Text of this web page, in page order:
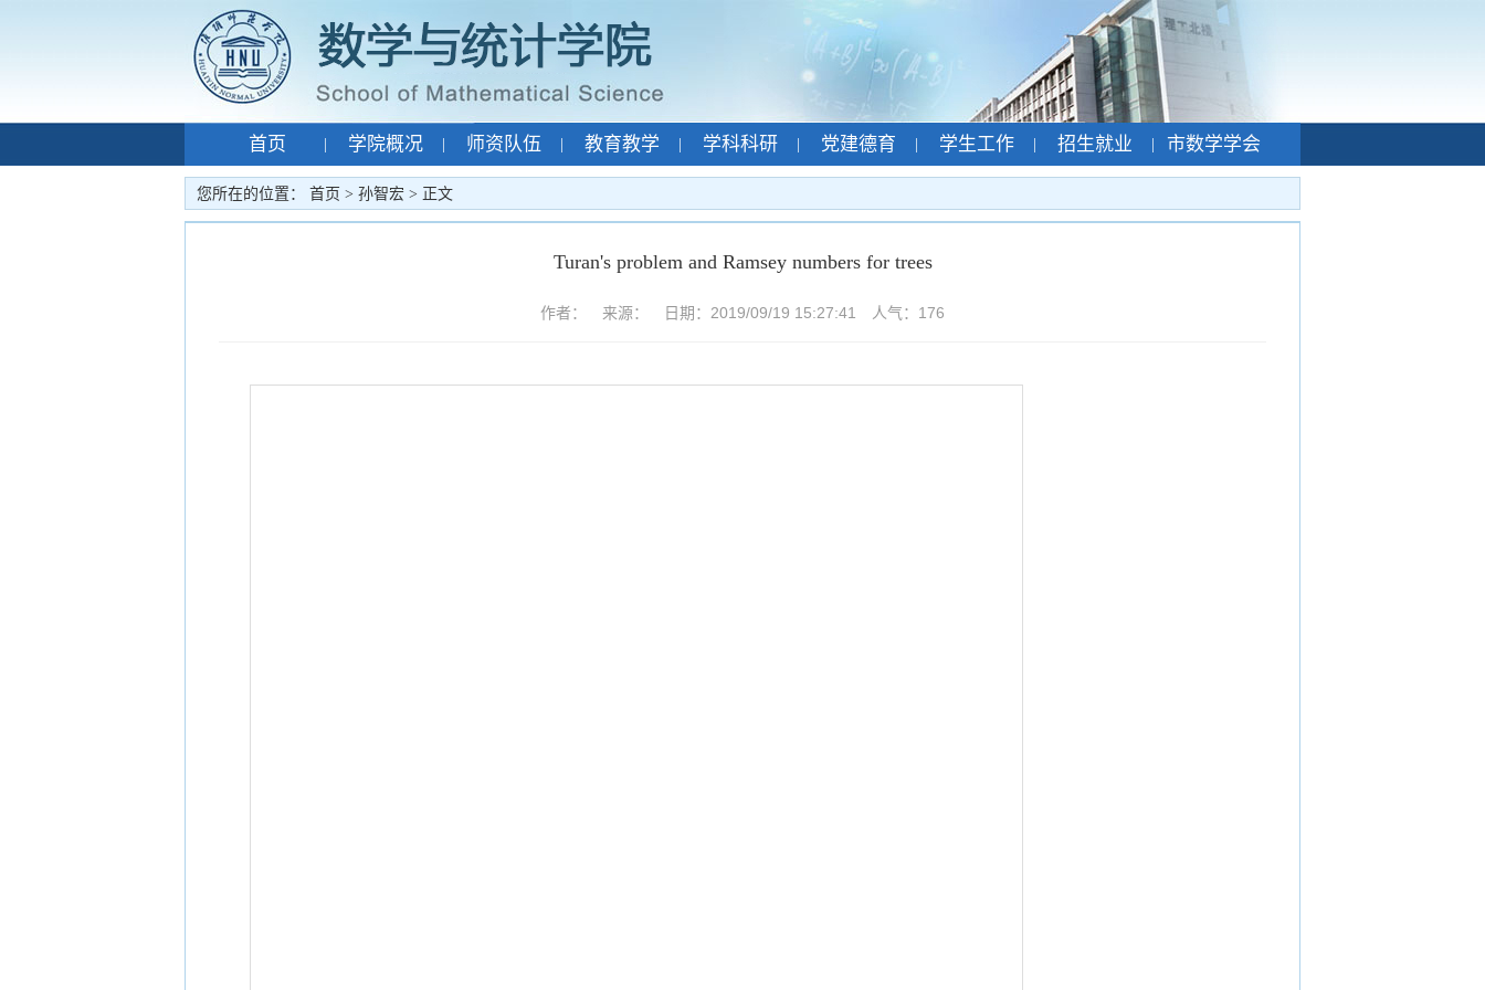
首页 学院概况 师资队伍 教育教学 学科科研 党建德育 学生工作 招生就业
市数学学会
专题网站
| 孙智宏 |
您所在的位置： 首页 > 孙智宏 > 正文
Turan's problem and Ramsey numbers for trees
作者： 来源： 日期：2019/09/19 15:27:41 人气： 176